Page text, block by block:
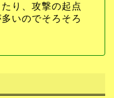
り、攻撃の起点
いのでそろそろ